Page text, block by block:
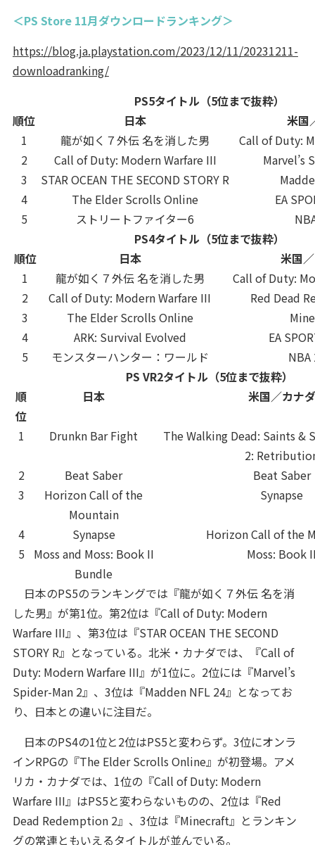
＜PS Store 11月ダウンロードランキング＞
https://blog.ja.playstation.com/2023/12/11/20231211-
downloadranking/
PS5タイトル（5位まで抜粋）
順位
日本
米国
1
龍が如く７外伝 名を消した男
Call of Duty:
2
Call of Duty: Modern Warfare III
Marvel’s
3
STAR OCEAN THE SECOND STORY R
4
The Elder Scrolls Online
EA
5
ストリートファイター6
PS4タイトル（5位まで抜粋）
順位
日本
米国
1
龍が如く７外伝 名を消した男
Call of Duty:
2
Call of Duty: Modern Warfare III
Red Dead
3
The Elder Scrolls Online
4
ARK: Survival Evolved
EA
5
モンスターハンター：ワールド
NBA
PS VR2タイトル（5位まで抜粋）
順
位
日本 米国／カナダ
1 Drunkn Bar Fight
The Walking Dead: Saints &
2:
2
Beat Saber
Beat Saber
3
Horizon Call of the
Mountain
Synapse
4 Synapse
Horizon Call of the
5
Moss and Moss: Book II
Bundle
Moss: Book
日本のPS5のランキングでは『龍が如く７外伝 名を消
した男』が第1位。第2位は『Call of Duty: Modern
Warfare III』、第3位は『STAR OCEAN THE SECOND
STORY R』となっている。北米・カナダでは、『Call of
Duty: Modern Warfare III』が1位に。2位には『Marvel’s
Spider-Man 2』、3位は『Madden NFL 24』となってお
り、日本との違いに注目だ。
日本のPS4の1位と2位はPS5と変わらず。3位にオンラ
インRPGの『The Elder Scrolls Online』が初登場。アメ
リカ・カナダでは、1位の『Call of Duty: Modern
Warfare III』はPS5と変わらないものの、2位は『Red
Dead Redemption 2』、3位は『Minecraft』とランキン
グの常連ともいえるタイトルが並んでいる。